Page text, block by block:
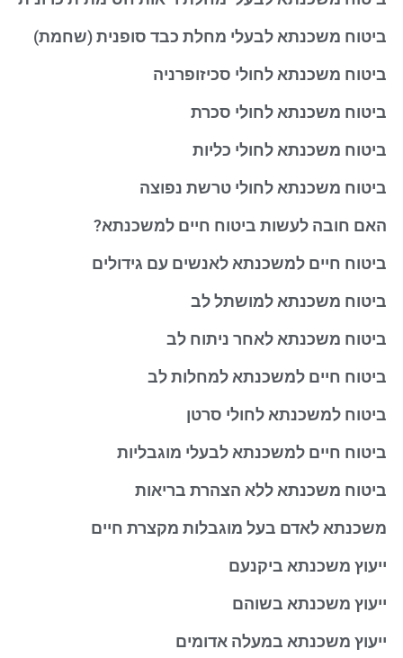
ביטוח משכנתא לבעלי מחלת כבד סופנית (שחמת)
ביטוח משכנתא לחולי סכיזופרניה
ביטוח משכנתא לחולי סכרת
ביטוח משכנתא לחולי כליות
ביטוח משכנתא לחולי טרשת נפוצה
האם חובה לעשות ביטוח חיים למשכנתא?
ביטוח חיים למשכנתא לאנשים עם גידולים
ביטוח משכנתא למושתל לב
ביטוח משכנתא לאחר ניתוח לב
ביטוח חיים למשכנתא למחלות לב
ביטוח למשכנתא לחולי סרטן
ביטוח חיים למשכנתא לבעלי מוגבליות
ביטוח משכנתא ללא הצהרת בריאות
משכנתא לאדם בעל מוגבלות מקצרת חיים
ייעוץ משכנתא ביקנעם
ייעוץ משכנתא בשוהם
ייעוץ משכנתא במעלה אדומים